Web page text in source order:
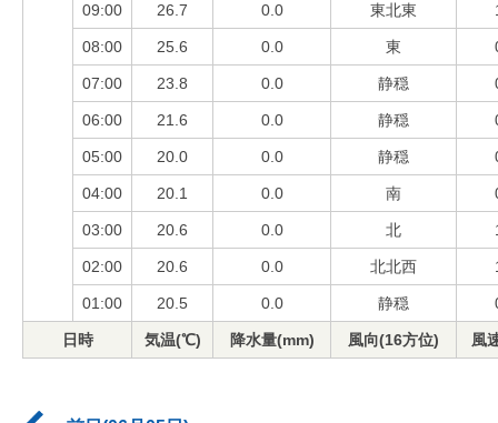
09:00 26.7 0.0 東北東
08:00 25.6 0.0 東
07:00 23.8 0.0 静穏
06:00 21.6 0.0 静穏
05:00 20.0 0.0 静穏
04:00 20.1 0.0 南
03:00 20.6 0.0 北
02:00 20.6 0.0 北北西
01:00 20.5 0.0 静穏
日時 気温(℃) 降水量(mm) 風向(16方位) 風